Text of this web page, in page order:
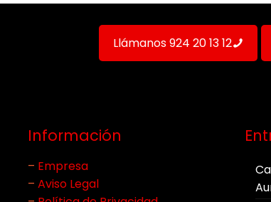
Llámanos 924 20 13 12
Información
– Empresa
– Aviso Legal